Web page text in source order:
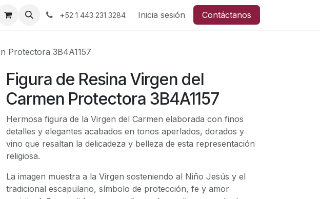
+52 1 443 231 3284 Inicia sesión Contáctanos
Protectora 3B4A1157
Figura de Resina Virgen del
Carmen Protectora 3B4A1157
Hermosa figura de la Virgen del Carmen elaborada con finos
detalles y elegantes acabados en tonos aperlados, dorados y
vino que resaltan la delicadeza y belleza de esta representación
religiosa.
La imagen muestra a la Virgen sosteniendo al Niño Jesús y el
tradicional escapulario, símbolo de protección, fe y amor